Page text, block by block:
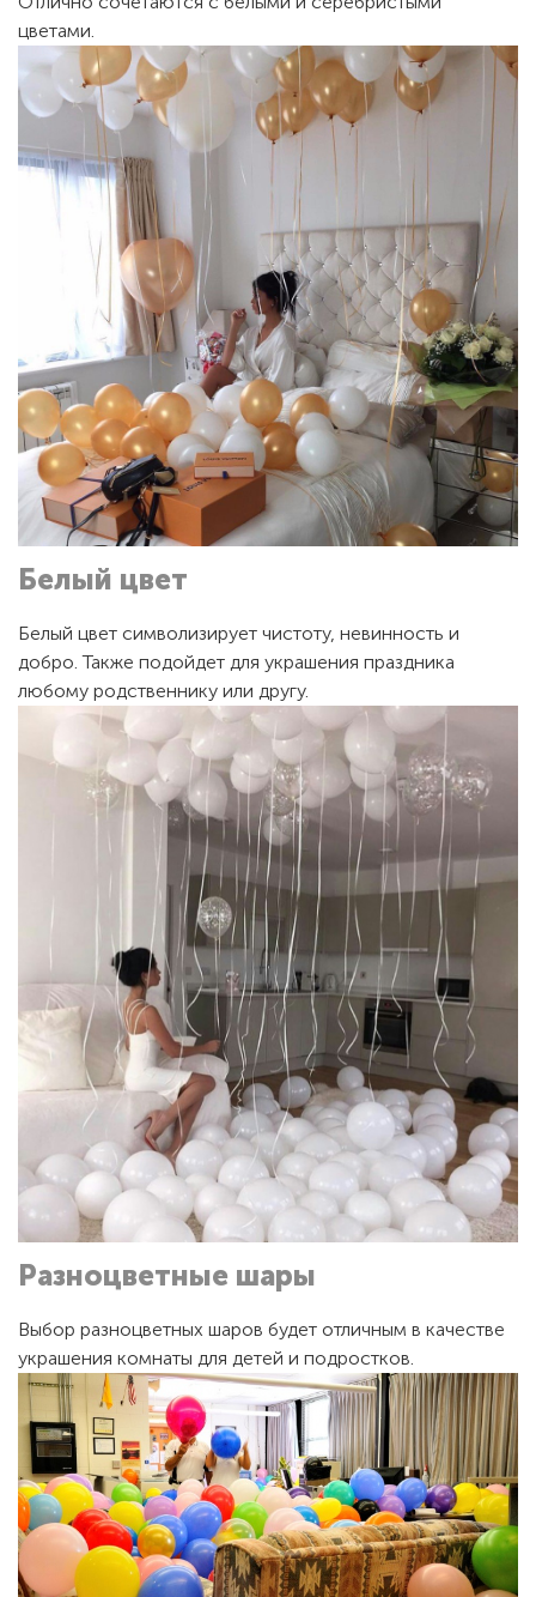
цветами.
Белый цвет
Белый цвет символизирует чистоту, невинность и
добро. Также подойдет для украшения праздника
любому родственнику или другу.
Разноцветные шары
Выбор разноцветных шаров будет отличным в качестве
украшения комнаты для детей и подростков.